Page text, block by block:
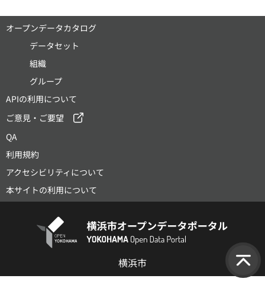
オープンデータカタログ
データセット
組織
グループ
APIの利用について
ご意見・ご要望
QA
利用規約
アクセシビリティについて
本サイトの利用について
横浜市